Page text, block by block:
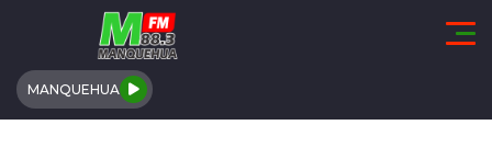
Click acá para ir directamente al contenido
MANQUEHUA